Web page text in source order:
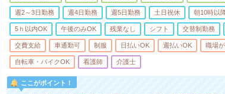
週2～3日勤務 週4日勤務 週5日勤務 土日祝休 朝10時以
5ｈ以内OK 午後のみOK 残業なし シフト 交替制勤務
交費支給 車通勤可 制服 日払いOK 週払いOK 職場
自転車・バイクOK 看護師 介護士
ここがポイント！